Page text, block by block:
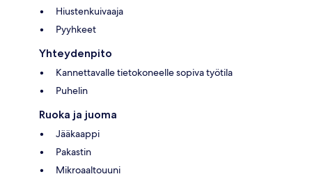
Hiustenkuivaaja
Pyyhkeet
Yhteydenpito
Kannettavalle tietokoneelle sopiva työtila
Puhelin
Ruoka ja juoma
Jääkaappi
Pakastin
Mikroaaltouuni